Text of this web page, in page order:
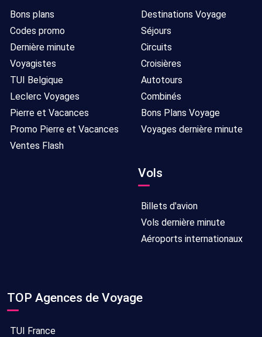
Bons plans
Codes promo
Dernière minute
Voyagistes
TUI Belgique
Leclerc Voyages
Pierre et Vacances
Promo Pierre et Vacances
Ventes Flash
Destinations Voyage
Séjours
Circuits
Croisières
Autotours
Combinés
Bons Plans Voyage
Voyages dernière minute
Vols
Billets d'avion
Vols dernière minute
Aéroports internationaux
TOP Agences de Voyage
TUI France